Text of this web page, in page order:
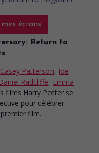
écrans
Return to
Casey Patterson, Joe
Radcliffe, Emma
films Harry Potter se
pour célébrer
film.